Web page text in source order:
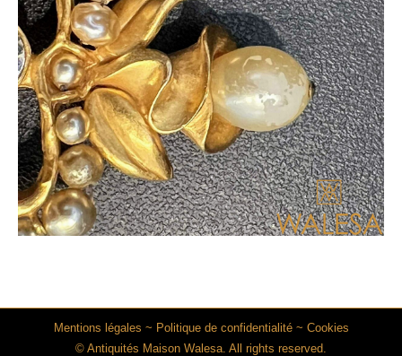
Mentions légales ~ Politique de confidentialité~ Cookies
© Antiquités Maison Walesa. All rights reserved.